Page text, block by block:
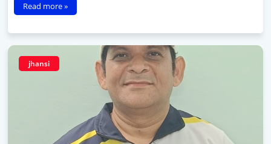
Read more »
jhansi